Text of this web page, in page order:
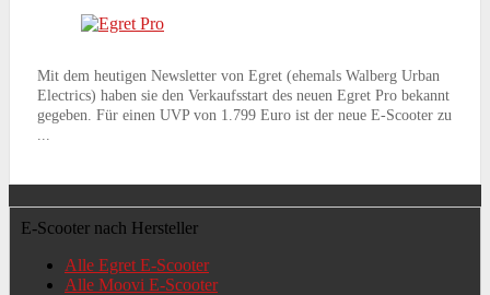
Mit dem heutigen Newsletter von Egret (ehemals Walberg Urban
Electrics) haben sie den Verkaufsstart des neuen Egret Pro bekannt
gegeben. Für einen UVP von 1.799 Euro ist der neue E-Scooter zu
...
E-Scooter nach Hersteller
Alle Egret E-Scooter
Alle Moovi E-Scooter